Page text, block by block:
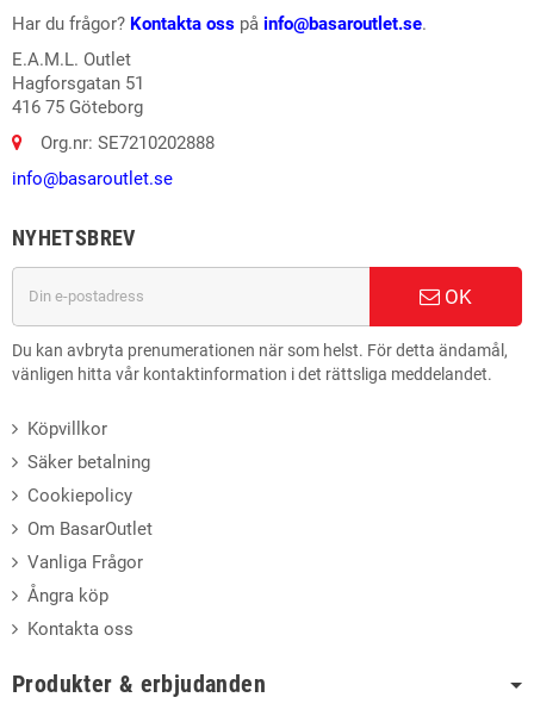
Har du frågor? Kontakta oss på info@basaroutlet.se.
E.A.M.L. Outlet
Hagforsgatan 51
416 75 Göteborg
Org.nr: SE7210202888
info@basaroutlet.se
NYHETSBREV
OK
Du kan avbryta prenumerationen när som helst. För detta ändamål,
vänligen hitta vår kontaktinformation i det rättsliga meddelandet.
Köpvillkor
Säker betalning
Cookiepolicy
Om BasarOutlet
Vanliga Frågor
Ångra köp
Kontakta oss
Produkter & erbjudanden